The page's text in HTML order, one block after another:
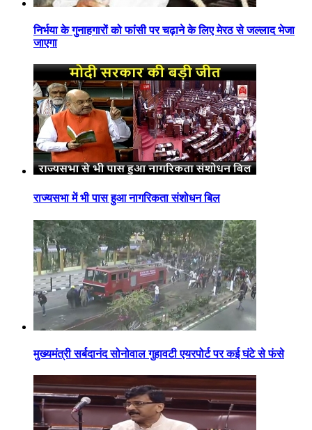
निर्भया के गुनाहगारों को फांसी पर चढ़ाने के लिए मेरठ से जल्लाद भेजा
जाएगा
राज्यसभा में भी पास हुआ नागरिकता संशोधन बिल
मुख्यमंत्री सर्बदानंद सोनोवाल गुहावटी एयरपोर्ट पर कई घंटे से फंसे